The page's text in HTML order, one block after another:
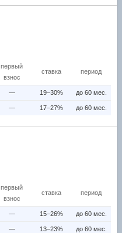
первый
взнос
ставка период
— 19–30% до 60 мес.
— 17–27% до 60 мес.
первый
взнос
ставка период
— 15–26% до 60 мес.
— 13–23% до 60 мес.